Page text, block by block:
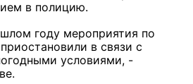
в полицию.
году мероприятия по
в связи с
условиями, -